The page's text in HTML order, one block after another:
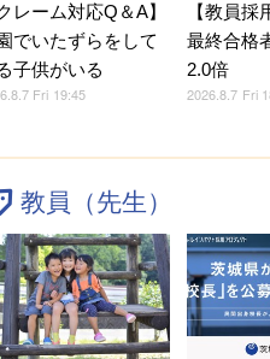
クレーム対応Q＆A】
でいたずらをして
子供がいる
Fri 19:45
【教員採
最終合格
2.0倍
2026.8.7 Fri
教員（先生）